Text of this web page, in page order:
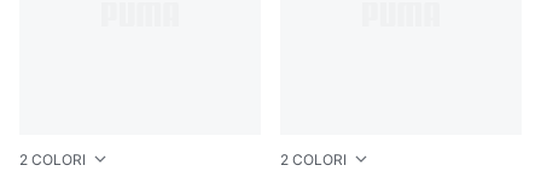
2 COLORI 2 COLORI